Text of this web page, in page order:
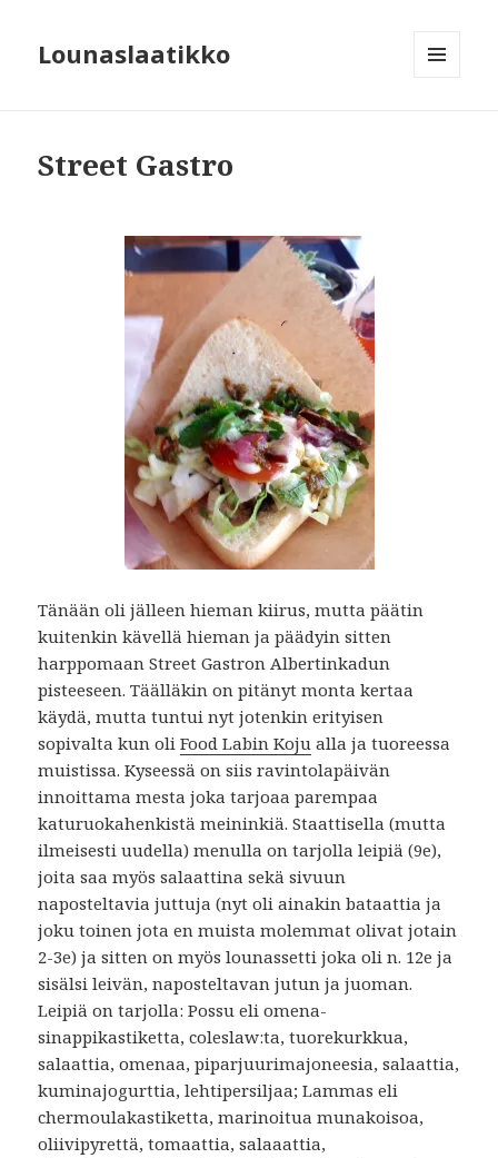
Lounaslaatikko
Street Gastro
Tänään oli jälleen hieman kiirus, mutta päätin
kuitenkin kävellä hieman ja päädyin sitten
harppomaan Street Gastron Albertinkadun
pisteeseen. Täälläkin on pitänyt monta kertaa
käydä, mutta tuntui nyt jotenkin erityisen
sopivalta kun oliFood Labin Koju alla ja tuoreessa
muistissa. Kyseessä on siis ravintolapäivän
innoittama mesta joka tarjoaa parempaa
katuruokahenkistä meininkiä. Staattisella (mutta
ilmeisesti uudella) menulla on tarjolla leipiä (9e),
joita saa myös salaattina sekä sivuun
naposteltavia juttuja (nyt oli ainakin bataattia ja
joku toinen jota en muista molemmat olivat jotain
2-3e) ja sitten on myös lounassetti joka oli n. 12e ja
sisälsi leivän, naposteltavan jutun ja juoman.
Leipiä on tarjolla: Possu eli omena-
sinappikastiketta, coleslaw:ta, tuorekurkkua,
salaattia, omenaa, piparjuurimajoneesia, salaattia,
kuminajogurttia, lehtipersiljaa; Lammas eli
chermoulakastiketta, marinoitua munakoisoa,
oliivipyrettä, tomaattia, salaaattia,